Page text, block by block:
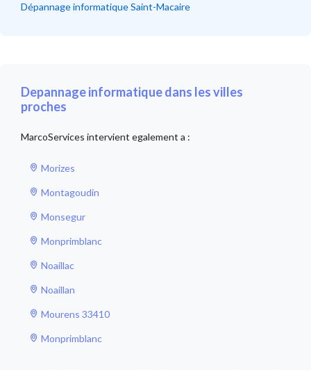
Dépannage informatique Saint-Macaire
Depannage informatique dans les villes
proches
MarcoServices intervient egalement a :
Morizes
Montagoudin
Monsegur
Monprimblanc
Noaillac
Noaillan
Mourens 33410
Monprimblanc